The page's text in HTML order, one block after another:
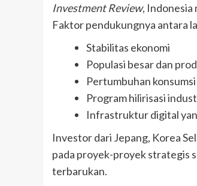
Investment Review, Indonesia
Faktor pendukungnya antara
Stabilitas ekonomi
Populasi besar dan
Pertumbuhan
Program hilirisasi
Infrastruktur digital
Investor dari Jepang, Korea
pada proyek-proyek strategis
terbarukan.